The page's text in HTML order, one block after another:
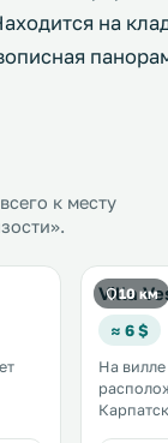
на
к месту
10 км
Villa
≈ 6 $
На